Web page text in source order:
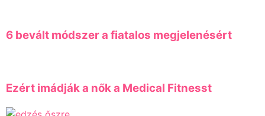
6 bevált módszer a fiatalos megjelenésért
Ezért imádják a nők a Medical Fitnesst